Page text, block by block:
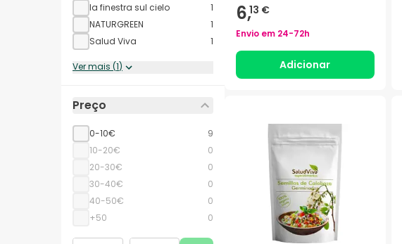
la finestra sul cielo
1
NATURGREEN
1
Salud Viva
1
Ver mais (1)
Preço
0-10€
9
10-20€
0
20-30€
0
30-40€
0
40-50€
0
+50
0
6,13 €
Envio em 24-72h
Adicionar